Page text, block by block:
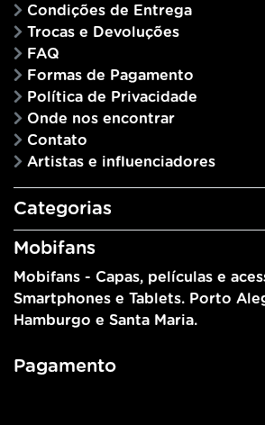
Condições de Entrega
Trocas e Devoluções
FAQ
Formas de Pagamento
Política de Privacidade
Onde nos encontrar
Contato
Artistas e influenciadores
Categorias
Mobifans
Mobifans - Capas, películas e
Smartphones e Tablets. Porto
Hamburgo e Santa Maria.
Pagamento